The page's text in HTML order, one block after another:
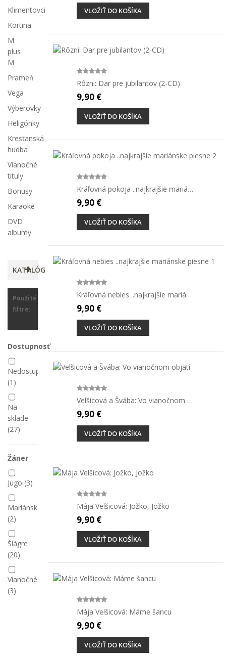
Klimentovci
Kortina
M
plus
M
Prameň
Vega
Výberovky
Heligónky
Kresťanská
hudba
Vianočné
tituly
Bonusy
Karaoke
DVD
albumy
KATALÓG
Použité
filtre:
Dostupnosť
Nedostupné
(1)
Na
sklade
(27)
Žáner
Jugo (3)
Mariánske
(2)
Šlágre
(20)
Vianočné
(3)
VLOŽIŤ DO KOŠÍKA
Rôzni: Dar pre jubilantov (2-CD)
9,90 €
VLOŽIŤ DO KOŠÍKA
Kráľovná pokoja ..najkrajšie mariánske...
9,90 €
VLOŽIŤ DO KOŠÍKA
Kráľovná nebies ..najkrajšie mariánske...
9,90 €
VLOŽIŤ DO KOŠÍKA
Velšicová a Švába: Vo vianočnom objatí
9,90 €
VLOŽIŤ DO KOŠÍKA
Mája Velšicová: Jožko, Jožko
9,90 €
VLOŽIŤ DO KOŠÍKA
Mája Velšicová: Máme šancu
9,90 €
VLOŽIŤ DO KOŠÍKA